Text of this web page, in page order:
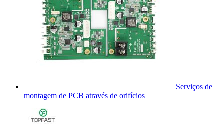
Serviços de
montagem de PCB através de orifícios